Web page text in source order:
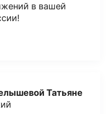
в вашей
Татьяне